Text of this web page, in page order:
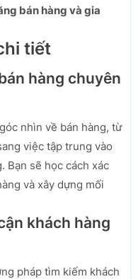
bán hàng và gia
tiết
hàng chuyên
nhìn về bán hàng, từ
việc tập trung vào
Bạn sẽ học cách xác
và xây dựng mối
khách hàng
pháp tìm kiếm khách